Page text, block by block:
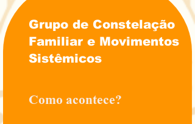
Grupo de Constelação
Familiar e Movimentos
Sistêmicos
Como acontece?